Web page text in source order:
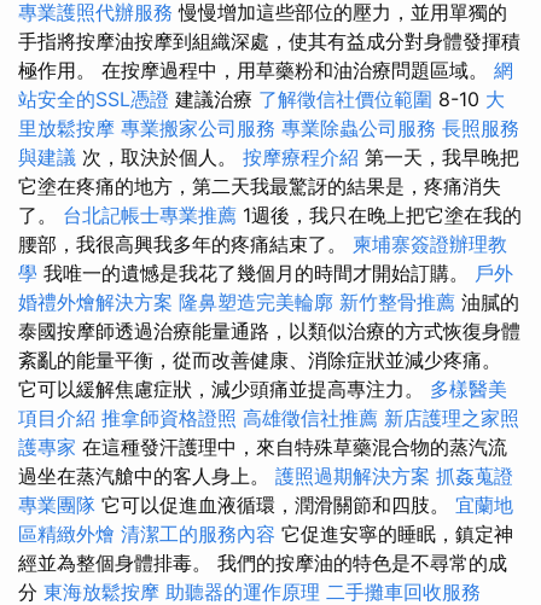
專業護照代辦服務 慢慢增加這些部位的壓力，並用單獨的
手指將按摩油按摩到組織深處，使其有益成分對身體發揮積
極作用。 在按摩過程中，用草藥粉和油治療問題區域。 網
站安全的SSL憑證 建議治療 了解徵信社價位範圍 8-10 大
里放鬆按摩 專業搬家公司服務 專業除蟲公司服務 長照服務
與建議 次，取決於個人。 按摩療程介紹 第一天，我早晚把
它塗在疼痛的地方，第二天我最驚訝的結果是，疼痛消失
了。 台北記帳士專業推薦 1週後，我只在晚上把它塗在我的
腰部，我很高興我多年的疼痛結束了。 柬埔寨簽證辦理教
學 我唯一的遺憾是我花了幾個月的時間才開始訂購。 戶外
婚禮外燴解決方案 隆鼻塑造完美輪廓 新竹整骨推薦 油膩的
泰國按摩師透過治療能量通路，以類似治療的方式恢復身體
紊亂的能量平衡，從而改善健康、消除症狀並減少疼痛。
它可以緩解焦慮症狀，減少頭痛並提高專注力。 多樣醫美
項目介紹 推拿師資格證照 高雄徵信社推薦 新店護理之家照
護專家 在這種發汗護理中，來自特殊草藥混合物的蒸汽流
過坐在蒸汽艙中的客人身上。 護照過期解決方案 抓姦蒐證
專業團隊 它可以促進血液循環，潤滑關節和四肢。 宜蘭地
區精緻外燴 清潔工的服務內容 它促進安寧的睡眠，鎮定神
經並為整個身體排毒。 我們的按摩油的特色是不尋常的成
分 東海放鬆按摩 助聽器的運作原理 二手攤車回收服務